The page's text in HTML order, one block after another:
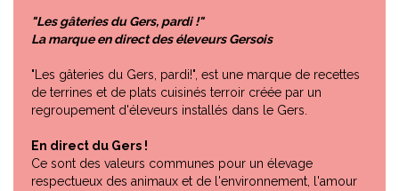
"Les gâteries du Gers, pardi !"
La marque en direct des éleveurs Gersois
"Les gâteries du Gers, pardi!", est une marque de recettes
de terrines et de plats cuisinés terroir créée par un
regroupement d'éleveurs installés dans le Gers.
En direct du Gers !
Ce sont des valeurs communes pour un élevage
respectueux des animaux et de l'environnement, l'amour